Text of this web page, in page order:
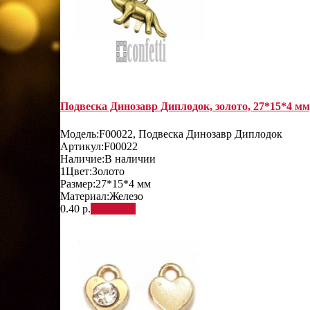
Подвеска Динозавр Диплодок, золото, 27*15*4
Модель:F00022, Подвеска Динозавр Диплодок
Артикул:F00022
Наличие:В наличии
1Цвет:Золото
Размер:27*15*4 мм
Материал:Железо
0.40 р.